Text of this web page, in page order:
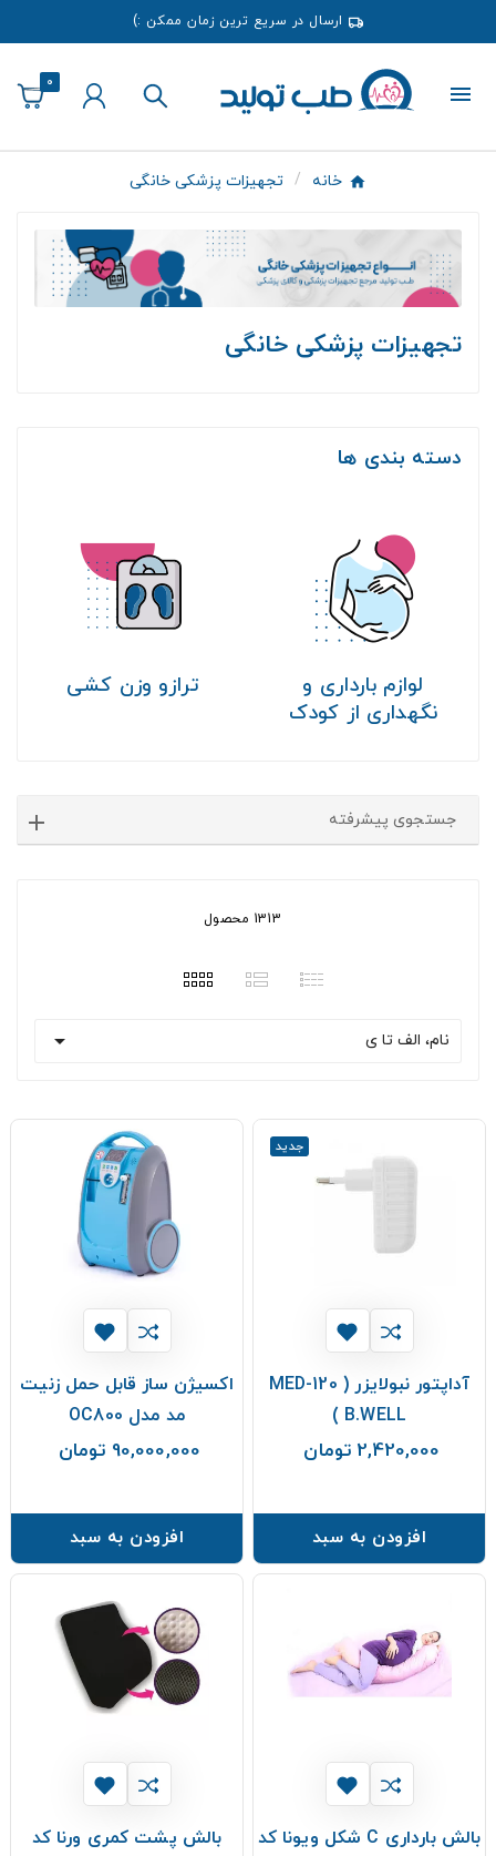
ارسال در سریع ترین زمان ممکن :)
0
خانه تجهیزات پزشکی خانگی
تجهیزات پزشکی خانگی
دسته بندی ها
لوازم بارداری و
نگهداری از کودک
ترازو وزن کشی
جستجوی پیشرفته
1313 محصول
نام، الف تا ی 
جدید
آداپتور نبولایزر MED-120 )
B.WELL )
2,420,000 تومان
افزودن به سبد
اکسیژن ساز قابل حمل زنیت
مد مدل OC800
90,000,000 تومان
افزودن به سبد
بالش بارداری C شکل ویونا کد
بالش پشت کمری ورنا کد